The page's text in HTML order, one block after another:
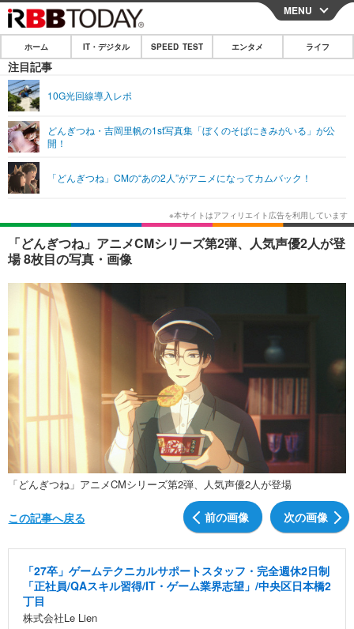
CLOSE
ホーム
IT・デジタル
ショッピング その他
SPEED TEST
エンタメ
エンタメTOP 映画・ドラマ
韓国・芸能
音楽 スポーツ
ショッピング
ライフ
ライフTOP グルメ
ペット ショッピング
その他
リリース一覧
プッシュ通知の停止方法
MENU
ホーム IT・デジタル SPEED TEST エンタメ ライフ
注目記事
10G光回線導入レポ
どんぎつね・吉岡里帆の1st写真集「ぼくのそばにきみがいる」が公
開！
「どんぎつね」CMの“あの2人”がアニメになってカムバック！
「どんぎつね」アニメCMシリーズ第2弾、人気声優2人が登
場 8枚目の写真・画像
「どんぎつね」アニメCMシリーズ第2弾、人気声優2人が登場
前の画像 次の画像
この記事へ戻る
「27卒」ゲームテクニカルサポートスタッフ・完全週休2日制
「正社員/QAスキル習得/IT・ゲーム業界志望」/中央区日本橋2
丁目
株式会社Le Lien